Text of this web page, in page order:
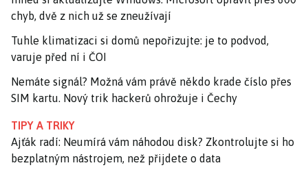
chyb, dvě z nich už se zneužívají
Tuhle klimatizaci si domů nepořizujte: je to podvod,
varuje před ní i ČOI
Nemáte signál? Možná vám právě někdo krade číslo přes
SIM kartu. Nový trik hackerů ohrožuje i Čechy
TIPY A TRIKY
Ajťák radí: Neumírá vám náhodou disk? Zkontrolujte si ho
bezplatným nástrojem, než přijdete o data